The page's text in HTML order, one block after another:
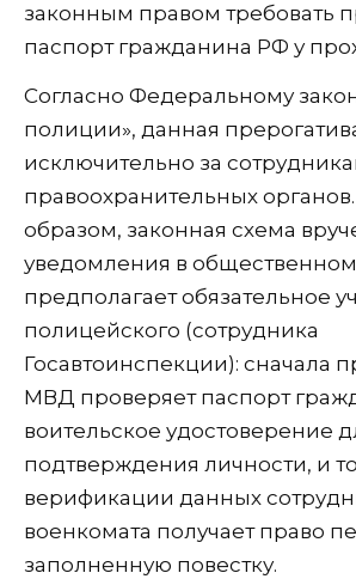
законным правом требовать
паспорт гражданина РФ у
Согласно Федеральному
полиции», данная
исключительно за
правоохранительных
образом, законная схема
уведомления в
предполагает обязательное
полицейского (сотрудника
Госавтоинспекции): сначала
МВД проверяет паспорт
воительское удостоверение
подтверждения личности, и
верификации данных
военкомата получает право
заполненную повестку.